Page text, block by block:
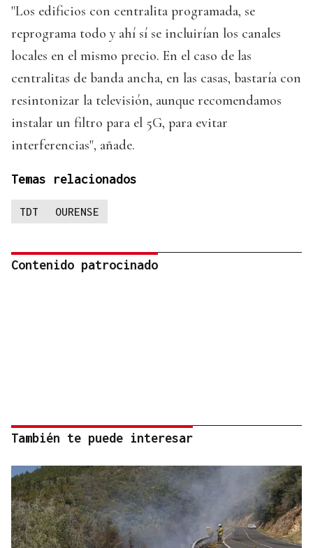
"Los edificios con centralita programada, se
reprograma todo y ahí sí se incluirían los canales
locales en el mismo precio. En el caso de las
centralitas de banda ancha, en las casas, bastaría con
resintonizar la televisión, aunque recomendamos
instalar un filtro para el 5G, para evitar
interferencias", añade.
Temas relacionados
TDT OURENSE
Contenido patrocinado
También te puede interesar